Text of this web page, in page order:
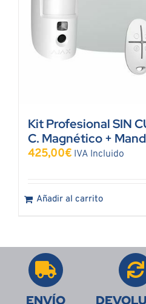
Kit Profesional SIN
C. Magnético +
425,00€ IVA Incluido
Añadir al carrito
ENVÍO